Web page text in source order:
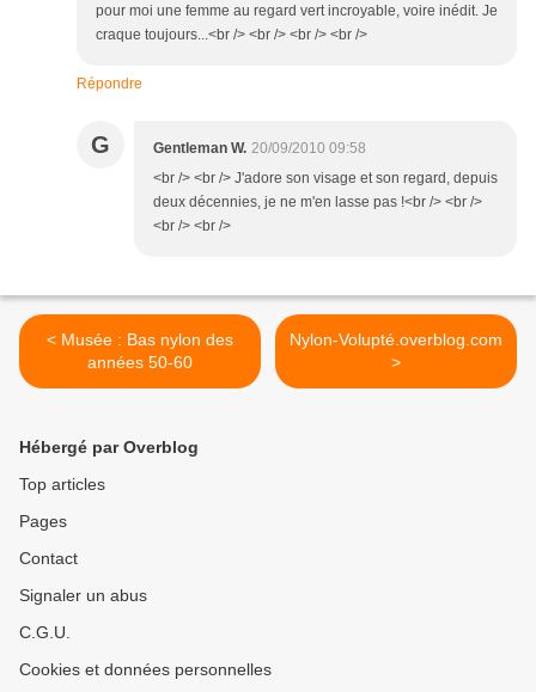
pour moi une femme au regard vert incroyable, voire inédit. Je
craque toujours...<br /> <br /> <br /> <br />
Répondre
G Gentleman W. 20/09/2010 09:58
<br /> <br /> J'adore son visage et son regard, depuis
deux décennies, je ne m'en lasse pas !<br /> <br />
<br /> <br />
< Musée : Bas nylon des
années 50-60
Nylon-Volupté.overblog.com
>
Hébergé par Overblog
Top articles
Pages
Contact
Signaler un abus
C.G.U.
Cookies et données personnelles